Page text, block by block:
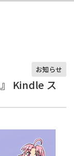
お知らせ
Kindle ス